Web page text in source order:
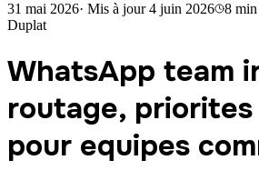
31 mai 2026· Mis à jour 4 juin 2026 8 min
Duplat
WhatsApp team
routage,
pour equipes